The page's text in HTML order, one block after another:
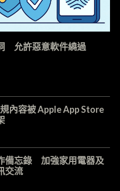
允許惡意軟件繞過
內容被 Apple App Store
備忘錄 加強家用電器及
交流